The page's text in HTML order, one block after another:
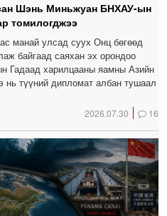
Шэнь Миньжуан БНХАУ-ын
томилогджээ
манай улсад суух Онц бөгөөд
байгаад саяхан эх орондоо
харилцааны яамны Азийн
нь түүний дипломат албан тушаал
2026.07.30 16